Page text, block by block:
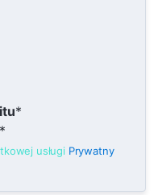
*
*
usługi Prywatny